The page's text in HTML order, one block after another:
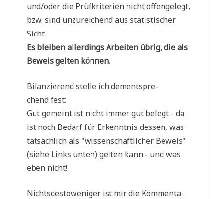
und/oder die Prüf­kri­te­ri­en nicht offen­ge­legt,
bzw. sind unzu­rei­chend aus sta­ti­sti­scher
Sicht.
Es blei­ben aller­dings Arbei­ten übrig, die als
Beweis gel­ten können.
Bilan­zie­rend stel­le ich dem­entspre­
chend fest:
Gut gemeint ist nicht immer gut belegt - da
ist noch Bedarf für Erkennt­nis des­sen, was
tat­säch­lich als "wis­sen­schaft­li­cher Beweis"
(sie­he Links unten) gel­ten kann - und was
eben nicht!
Nichts­de­sto­we­ni­ger ist mir die Kom­men­ta­